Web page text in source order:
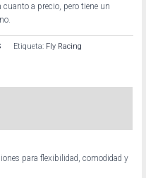
cuanto a precio, pero tiene un
Etiqueta: Fly Racing
para flexibilidad, comodidad y